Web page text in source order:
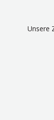
Unsere